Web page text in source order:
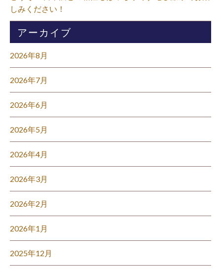
しみください！⁡
アーカイブ
2026年8月
2026年7月
2026年6月
2026年5月
2026年4月
2026年3月
2026年2月
2026年1月
2025年12月